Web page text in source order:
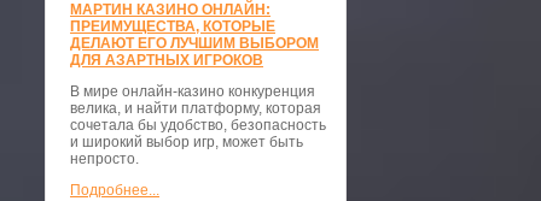
МАРТИН КАЗИНО ОНЛАЙН:
ПРЕИМУЩЕСТВА, КОТОРЫЕ
ДЕЛАЮТ ЕГО ЛУЧШИМ ВЫБОРОМ
ДЛЯ АЗАРТНЫХ ИГРОКОВ
В мире онлайн-казино конкуренция
велика, и найти платформу, которая
сочетала бы удобство, безопасность
и широкий выбор игр, может быть
непросто.
Подробнее...